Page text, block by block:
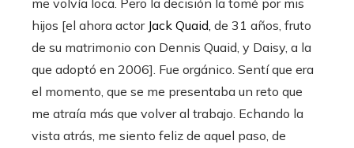
me volvía loca. Pero la decisión la tomé por mis
hijos [el ahora actor Jack Quaid, de 31 años, fruto
de su matrimonio con Dennis Quaid, y Daisy, a la
que adoptó en 2006]. Fue orgánico. Sentí que era
el momento, que se me presentaba un reto que
me atraía más que volver al trabajo. Echando la
vista atrás, me siento feliz de aquel paso, de